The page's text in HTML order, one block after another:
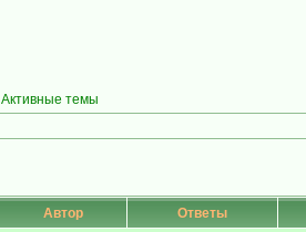
Активные темы
Автор Ответы